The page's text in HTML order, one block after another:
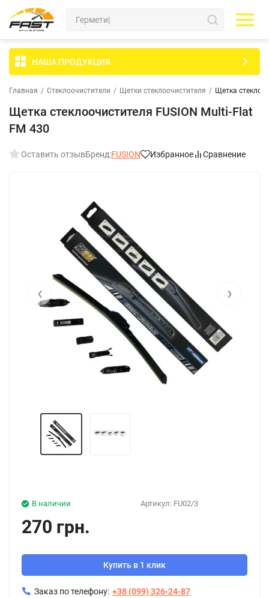
НАША ПРОДУКЦИЯ
Главная / Стеклоочистители / Щетки стеклоочистителя / Щетка
Щетка стеклоочистителя FUSION Multi-Flat
FM 430
Оставить отзывБренд:FUSION Избранное Сравнение
‹ ›
Артикул: FU02/3
В наличии
270 грн.
Купить в 1 клик
Заказ по телефону: +38 (099) 326-24-87